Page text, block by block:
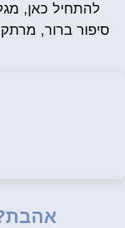
להתחיל כאן,
סיפור ברור,